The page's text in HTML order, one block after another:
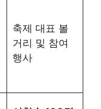
축제 대표 볼
거리 및 참여
행사